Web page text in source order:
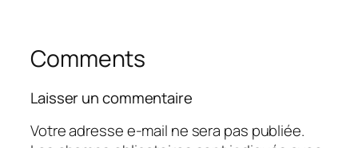
Comments
Laisser un commentaire
Votre adresse e-mail ne sera pas publiée.